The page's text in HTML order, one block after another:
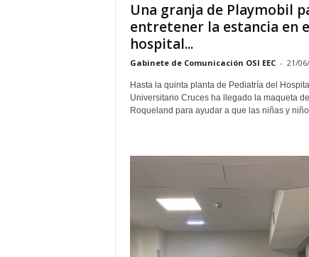
Una granja de Playmobil
entretener la estancia en
hospital...
Gabinete de Comunicación OSI EEC - 21/
Hasta la quinta planta de Pediatría del Hospital
Universitario Cruces ha llegado la maqueta de
Roqueland para ayudar a que las niñas y